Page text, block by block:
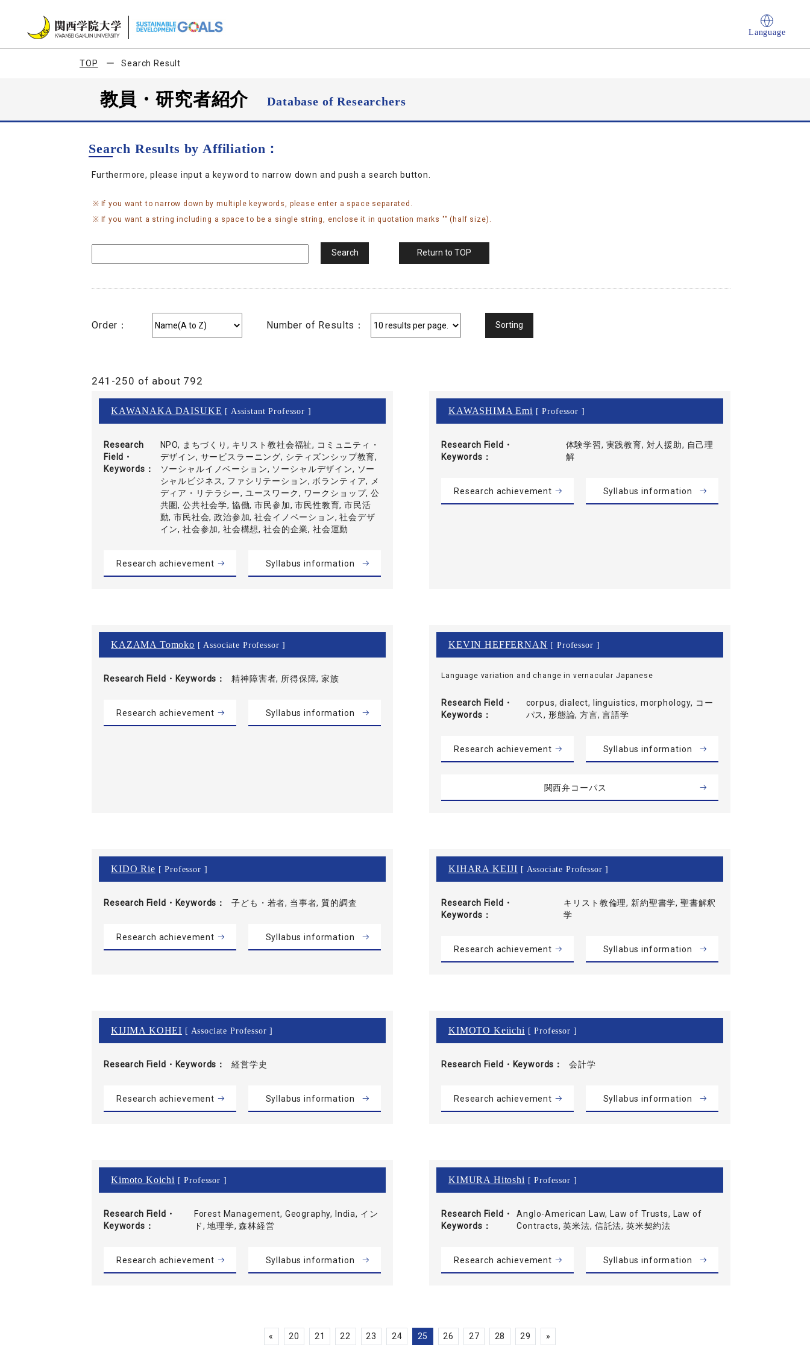
Language
TOP Search Result
教員・研究者紹介Database of Researchers
Search Results by Affiliation：
Furthermore, please input a keyword to narrow down and push a search button.
If you want to narrow down by multiple keywords, please enter a space separated.
If you want a string including a space to be a single string, enclose it in quotation marks "" (half size).
Order： Number of Results：
241-250 of about 792
KAWANAKA DAISUKE [ Assistant Professor ]
Research
Field・
Keywords
NPO, まちづくり, キリスト教社会福祉, コミュニティ・
デザイン, サービスラーニング, シティズンシップ教育,
ソーシャルイノベーション, ソーシャルデザイン, ソー
シャルビジネス, ファシリテーション, ボランティア, メ
ディア・リテラシー, ユースワーク, ワークショップ, 公
共圏, 公共社会学, 協働, 市民参加, 市民性教育, 市民活
動, 市民社会, 政治参加, 社会イノベーション, 社会デザ
イン, 社会参加, 社会構想, 社会的企業, 社会運動
Research achievement Syllabus information
KAWASHIMA Emi [ Professor ]
Research Field・
Keywords
体験学習, 実践教育, 対人援助, 自己理
解
Research achievement Syllabus information
KAZAMA Tomoko [ Associate Professor ]
Research Field・ Keywords 精神障害者, 所得保障, 家族
Research achievement Syllabus information
KEVIN HEFFERNAN [ Professor ]
Language variation and change in vernacular Japanese
Research Field・
Keywords
corpus, dialect, linguistics, morphology, コー
パス, 形態論, 方言, 言語学
Research achievement Syllabus information
関西弁コーパス
KIDO Rie [ Professor ]
Research Field・ Keywords 子ども・若者, 当事者, 質的調査
Research achievement Syllabus information
KIHARA KEIJI [ Associate Professor ]
Research Field・
Keywords
キリスト教倫理, 新約聖書学, 聖書解釈
学
Research achievement Syllabus information
KIJIMA KOHEI [ Associate Professor ]
Research Field・ Keywords 経営学史
Research achievement Syllabus information
KIMOTO Keiichi [ Professor ]
Research Field・ Keywords 会計学
Research achievement Syllabus information
Kimoto Koichi [ Professor ]
Research Field・
Keywords
Forest Management, Geography, India, イン
ド, 地理学, 森林経営
Research achievement Syllabus information
KIMURA Hitoshi [ Professor ]
Research Field・
Keywords
Anglo-American Law, Law of Trusts, Law of
Contracts, 英米法, 信託法, 英米契約法
Research achievement Syllabus information
« 20 21 22 23 24 25 26 27 28 29 »